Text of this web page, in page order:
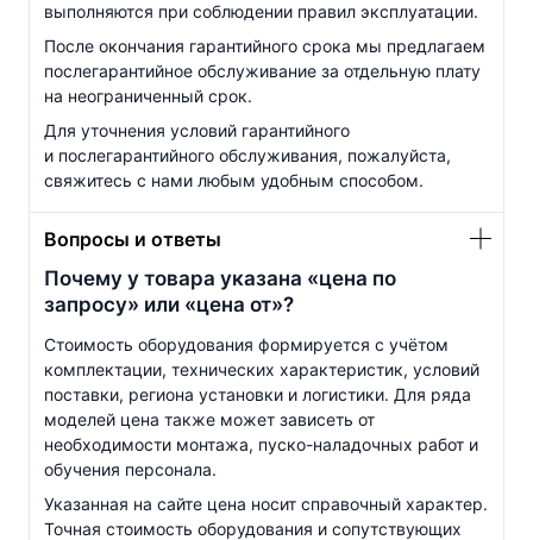
выполняются при соблюдении правил эксплуатации.
После окончания гарантийного срока мы предлагаем
послегарантийное обслуживание за отдельную плату
на неограниченный срок.
Для уточнения условий гарантийного
и послегарантийного обслуживания, пожалуйста,
свяжитесь с нами любым удобным способом.
Вопросы и ответы
Почему у товара указана «цена по
запросу» или «цена от»?
Стоимость оборудования формируется с учётом
комплектации, технических характеристик, условий
поставки, региона установки и логистики. Для ряда
моделей цена также может зависеть от
необходимости монтажа, пуско-наладочных работ и
обучения персонала.
Указанная на сайте цена носит справочный характер.
Точная стоимость оборудования и сопутствующих